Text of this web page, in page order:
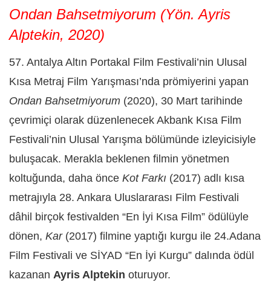
Ondan Bahsetmiyorum (Yön. Ayris
Alptekin, 2020)
57. Antalya Altın Portakal Film Festivali’nin Ulusal
Kısa Metraj Film Yarışması’nda prömiyerini yapan
Ondan Bahsetmiyorum (2020), 30 Mart tarihinde
çevrimiçi olarak düzenlenecek Akbank Kısa Film
Festivali’nin Ulusal Yarışma bölümünde izleyicisiyle
buluşacak. Merakla beklenen filmin yönetmen
koltuğunda, daha önce Kot Farkı (2017) adlı kısa
metrajıyla 28. Ankara Uluslararası Film Festivali
dâhil birçok festivalden “En İyi Kısa Film” ödülüyle
dönen, Kar (2017) filmine yaptığı kurgu ile 24.Adana
Film Festivali ve SİYAD “En İyi Kurgu” dalında ödül
kazanan Ayris Alptekin oturuyor.